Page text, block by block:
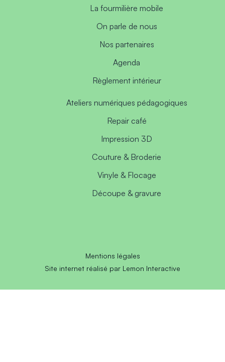
La fourmilière mobile
On parle de nous
Nos partenaires
Agenda
Règlement intérieur
Ateliers numériques pédagogiques
Repair café
Impression 3D
Couture & Broderie
Vinyle & Flocage
Découpe & gravure
Mentions légales
Site internet réalisé par Lemon Interactive